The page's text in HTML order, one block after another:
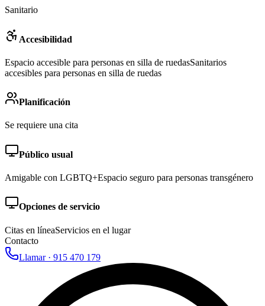
Sanitario
Accesibilidad
Espacio accesible para personas en silla de ruedasSanitarios
accesibles para personas en silla de ruedas
Planificación
Se requiere una cita
Público usual
Amigable con LGBTQ+Espacio seguro para personas transgénero
Opciones de servicio
Citas en líneaServicios en el lugar
Contacto
Llamar · 915 470 179